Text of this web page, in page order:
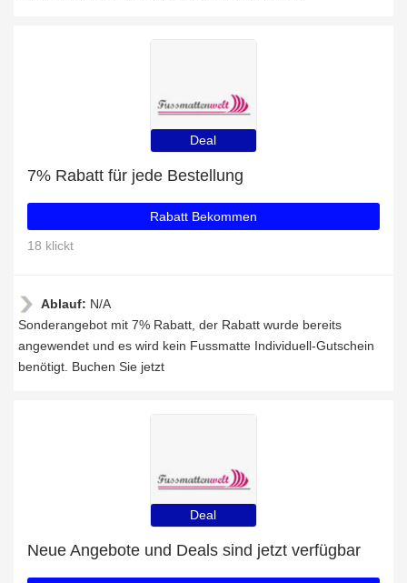
Deal
7% Rabatt für jede Bestellung
Rabatt Bekommen
18 klickt
Ablauf: N/A
Sonderangebot mit 7% Rabatt, der Rabatt wurde bereits
angewendet und es wird kein Fussmatte Individuell-Gutschein
benötigt. Buchen Sie jetzt
Deal
Neue Angebote und Deals sind jetzt verfügbar